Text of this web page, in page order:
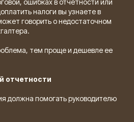
налоги вы узнаете в
говорить о недостаточном
тем проще и дешевле ее
отчетности
должна помогать руководителю